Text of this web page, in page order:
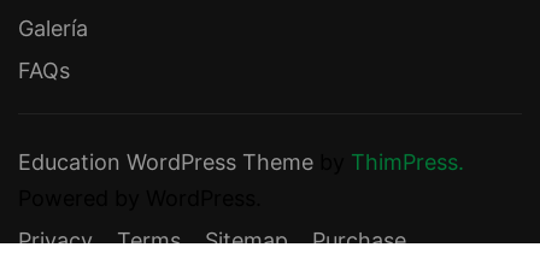
Galería
FAQs
Education WordPress Theme
ThimPress.
Privacy
Terms Sitemap Purchase